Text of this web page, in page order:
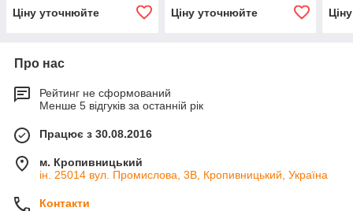
Ціну уточнюйте Ціну уточнюйте
Про нас
Рейтинг не сформований
Менше 5 відгуків за останній рік
Працює з 30.08.2016
м. Кропивницький
ін. 25014 вул. Промислова, 3В, Кропивницький, Україна
Контакти